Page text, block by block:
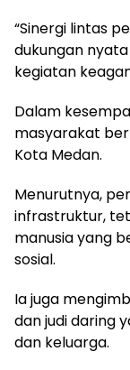
“Sinergi lintas
dukungan
kegiatan
Dalam
masyarakat
Kota Medan.
Menurutnya,
infrastruktur,
manusia yang
sosial.
Ia juga
dan judi daring
dan keluarga.